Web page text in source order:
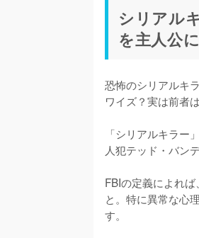
シリアル
を主人公
恐怖のシリアルキ
ワイズ？実は前者
「シリアルキラ
人犯テッド・バン
FBIの定義によれ
と。特に異常な心
す。